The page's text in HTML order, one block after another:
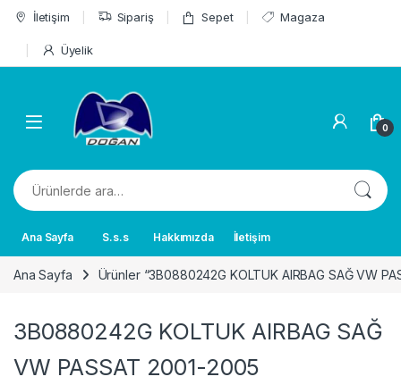
Skip to navigation
Skip to content
İletişim Sipariş Sepet Magaza
Üyelik
0
Ara:
Ana Sayfa S.s.s Hakkımızda İletişim
Ana Sayfa Ürünler “3B0880242G KOLTUK AIRBAG SAĞ VW
3B0880242G KOLTUK AIRBAG SAĞ
VW PASSAT 2001-2005